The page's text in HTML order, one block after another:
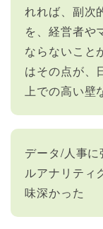
れれば、副次
を、経営者や
ならないこと
はその点が、
上での高い壁
データ/人事
ルアナリティ
味深かった